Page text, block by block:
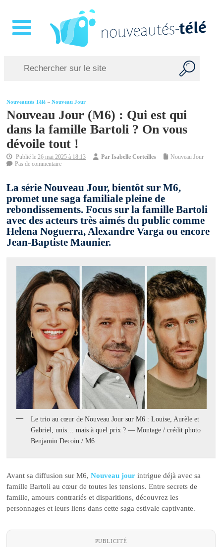
Nouveautés Télé »Nouveau Jour
Nouveau Jour (M6) : Qui est qui
dans la famille Bartoli ? On vous
dévoile tout !
Publié le26 mai 2025 à 18:13 ParIsabelle Corteilles
Nouveau Jour
Pas de commentaire
La série Nouveau Jour, bientôt sur M6,
promet une saga familiale pleine de
rebondissements. Focus sur la famille Bartoli
avec des acteurs très aimés du public comme
Helena Noguerra, Alexandre Varga ou encore
Jean-Baptiste Maunier.
Le trio au cœur de Nouveau Jour sur M6 : Louise, Aurèle et
Gabriel, unis… mais à quel prix ? — Montage / crédit photo
Benjamin Decoin / M6
Avant sa diffusion sur M6,Nouveau jour intrigue déjà avec sa
famille Bartoli au cœur de toutes les tensions. Entre secrets de
famille, amours contrariés et disparitions, découvrez les
personnages et leurs liens dans cette saga estivale captivante.
PUBLICITÉ